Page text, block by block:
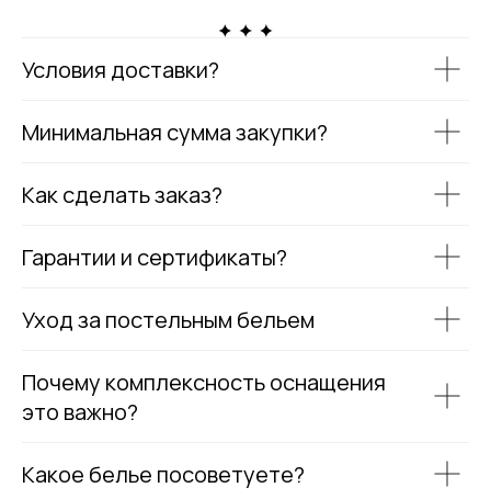
Условия доставки?
Минимальная сумма закупки?
Как сделать заказ?
Гарантии и сертификаты?
Уход за постельным бельем
Почему комплексность оснащения
это важно?
Какое белье посоветуете?